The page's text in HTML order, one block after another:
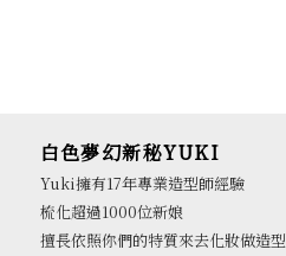
白色夢幻新秘YUKI
Yuki擁有17年專業造型師經驗
梳化超過1000位新娘
擅長依照你們的特質來去化妝做造型